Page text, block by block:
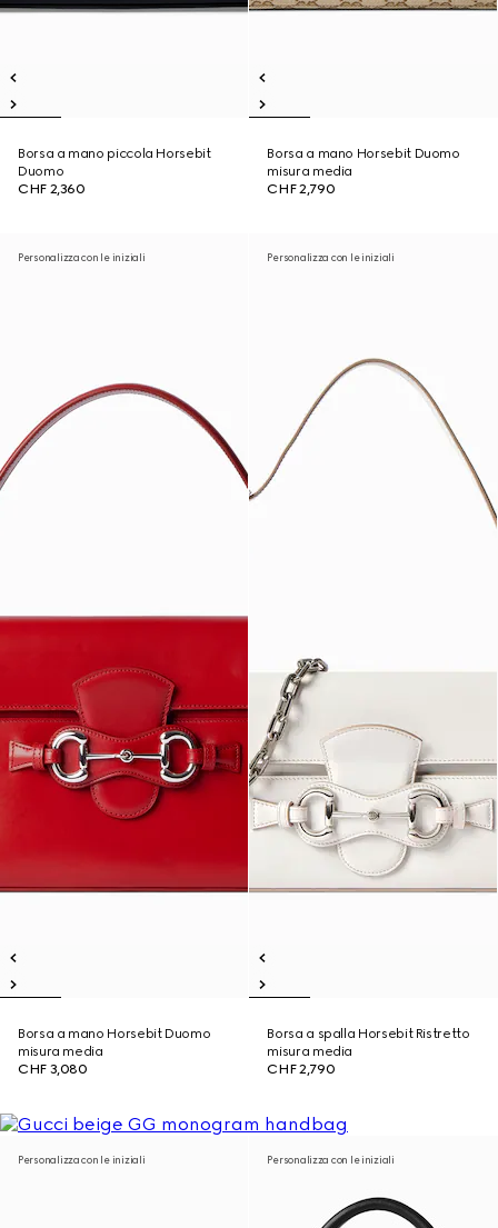
Borsa a mano piccola Horsebit
Duomo
CHF 2,360
Borsa a mano Horsebit Duomo
misura media
CHF 2,790
Personalizza con le iniziali
Borsa a mano Horsebit Duomo
misura media
CHF 3,080
Personalizza con le iniziali
Borsa a spalla Horsebit Ristretto
misura media
CHF 2,790
Personalizza con le iniziali Personalizza con le iniziali